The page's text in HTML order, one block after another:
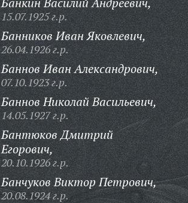
15.07.1925 г.р.
Банников Иван Яковлевич,
26.04.1926 г.р.
Баннов Иван Александрович,
07.10.1923 г.р.
Баннов Николай Васильевич,
14.05.1927 г.р.
Бантюков Дмитрий
Егорович,
20.10.1926 г.р.
Банчуков Виктор Петрович,
20.08.1924 г.р.